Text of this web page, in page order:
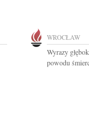
WROCŁAW
Wyrazy
powodu